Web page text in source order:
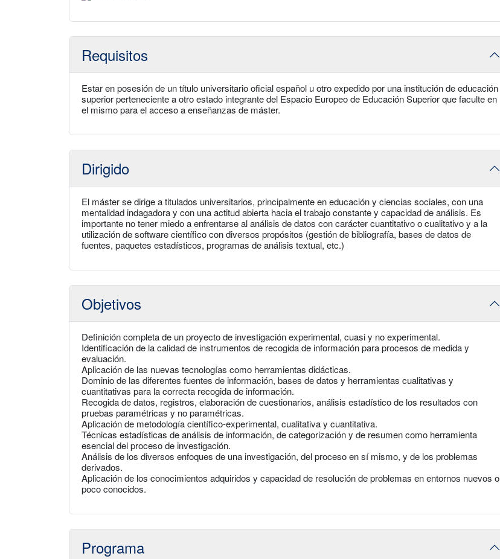
Requisitos
Estar en posesión de un título universitario oficial español u otro expedido por una institución de educación
superior perteneciente a otro estado integrante del Espacio Europeo de Educación Superior que faculte en
el mismo para el acceso a enseñanzas de máster.
Dirigido
El máster se dirige a titulados universitarios, principalmente en educación y ciencias sociales, con una
mentalidad indagadora y con una actitud abierta hacia el trabajo constante y capacidad de análisis. Es
importante no tener miedo a enfrentarse al análisis de datos con carácter cuantitativo o cualitativo y a la
utilización de software científico con diversos propósitos (gestión de bibliografía, bases de datos de
fuentes, paquetes estadísticos, programas de análisis textual, etc.)
Objetivos
Definición completa de un proyecto de investigación experimental, cuasi y no experimental.
Identificación de la calidad de instrumentos de recogida de información para procesos de medida y
evaluación.
Aplicación de las nuevas tecnologías como herramientas didácticas.
Dominio de las diferentes fuentes de información, bases de datos y herramientas cualitativas y
cuantitativas para la correcta recogida de información.
Recogida de datos, registros, elaboración de cuestionarios, análisis estadístico de los resultados con
pruebas paramétricas y no paramétricas.
Aplicación de metodología científico-experimental, cualitativa y cuantitativa.
Técnicas estadísticas de análisis de información, de categorización y de resumen como herramienta
esencial del proceso de investigación.
Análisis de los diversos enfoques de una investigación, del proceso en sí mismo, y de los problemas
derivados.
Aplicación de los conocimientos adquiridos y capacidad de resolución de problemas en entornos nuevos o
poco conocidos.
Programa